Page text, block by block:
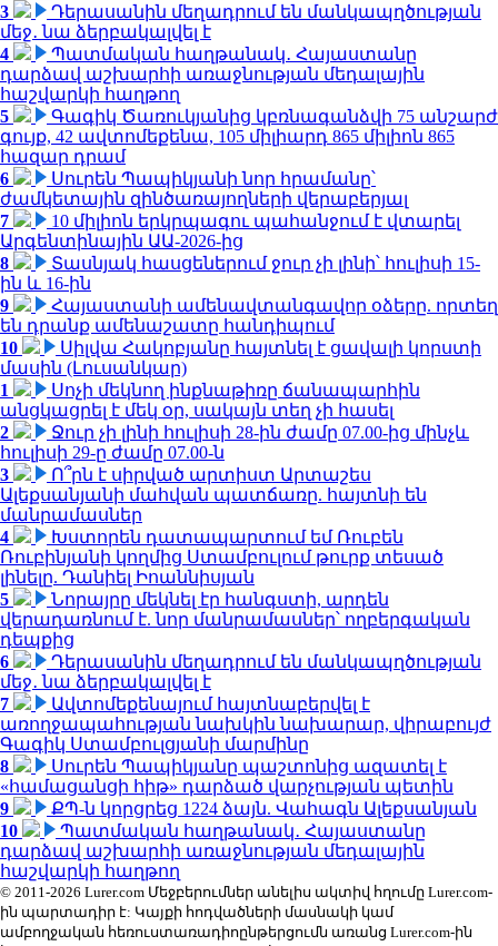
3
Դերասանին մեղադրում են մանկապղծության
մեջ․ նա ձերբակալվել է
4
Պատմական հաղթանակ․ Հայաստանը
դարձավ աշխարհի առաջնության մեդալային
հաշվարկի հաղթող
5
Գագիկ Ծառուկյանից կբռնագանձվի 75 անշարժ
գույք, 42 ավտոմեքենա, 105 միլիարդ 865 միլիոն 865
հազար դրամ
6
Սուրեն Պապիկյանի նոր հրամանը՝
ժամկետային զինծառայողների վերաբերյալ
7
10 միլիոն երկրպագու պահանջում է վտարել
Արգենտինային ԱԱ-2026-ից
8
Տասնյակ հասցեներում ջուր չի լինի՝ հուլիսի 15-
ին և 16-ին
9
Հայաստանի ամենավտանգավոր օձերը. որտեղ
են դրանք ամենաշատը հանդիպում
10
Սիլվա Հակոբյանը հայտնել է ցավալի կորստի
մասին (Լուսանկար)
1
Սոչի մեկնող ինքնաթիռը ճանապարհին
անցկացրել է մեկ օր, սակայն տեղ չի հասել
2
Ջուր չի լինի հուլիսի 28-ին ժամը 07.00-ից մինչև
հուլիսի 29-ը ժամը 07.00-ն
3
Ո՞րն է սիրված արտիստ Արտաշես
Ալեքսանյանի մահվան պատճառը. հայտնի են
մանրամասներ
4
Խստորեն դատապարտում եմ Ռուբեն
Ռուբինյանի կողմից Ստամբուլում թուրք տեսած
լինելը. Դանիել Իոաննիսյան
5
Նորայրը մեկնել էր հանգստի, արդեն
վերադառնում է. նոր մանրամասներ՝ ողբերգական
դեպքից
6
Դերասանին մեղադրում են մանկապղծության
մեջ․ նա ձերբակալվել է
7
Ավտոմեքենայում հայտնաբերվել է
առողջապահության նախկին նախարար, վիրաբույժ
Գագիկ Ստամբուլցյանի մարմինը
8
Սուրեն Պապիկյանը պաշտոնից ազատել է
«համացանցի հիթ» դարձած վարչության պետին
9
ՔՊ-ն կորցրեց 1224 ձայն. Վահագն Ալեքսանյան
10
Պատմական հաղթանակ․ Հայաստանը
դարձավ աշխարհի առաջնության մեդալային
հաշվարկի հաղթող
© 2011-2026 Lurer.com Մեջբերումներ անելիս ակտիվ հղումը Lurer.com-
ին պարտադիր է: Կայքի հոդվածների մասնակի կամ
ամբողջական հեռուստառադիոընթերցումն առանց Lurer.com-ին